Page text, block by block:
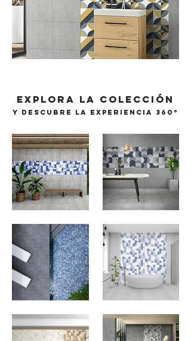
EXPLORA LA COLECCIÓN
Y DESCUBRE LA EXPERIENCIA 360º